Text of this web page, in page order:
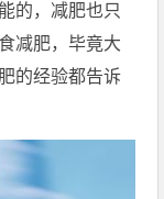
的，减肥也只
减肥，毕竟大
的经验都告诉